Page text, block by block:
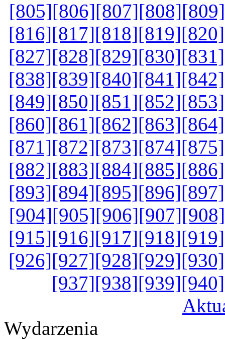
[805][806][807][808][809]
[816][817][818][819][820]
[827][828][829][830][831]
[838][839][840][841][842]
[849][850][851][852][853]
[860][861][862][863][864]
[871][872][873][874][875]
[882][883][884][885][886]
[893][894][895][896][897]
[904][905][906][907][908]
[915][916][917][918][919]
[926][927][928][929][930]
[937][938][939][940]
Wydarzenia